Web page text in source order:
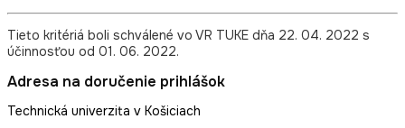
Tieto kritériá boli schválené vo VR TUKE dňa 22. 04. 2022 s
účinnosťou od 01. 06. 2022.
Adresa na doručenie prihlášok
Technická univerzita v Košiciach